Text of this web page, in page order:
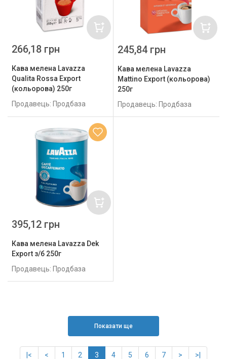
Кава мелена Lavazza
Qualita Rossa Export
(кольорова) 250г
Продавець: Продбаза
266,18 грн
Кава мелена Lavazza
Mattino Export (кольорова)
250г
Продавець: Продбаза
245,84 грн
Кава мелена Lavazza Dek
Export з/б 250г
Продавець: Продбаза
395,12 грн
Показати ще
|< < 1 2 3 4 5 6 7 > >|